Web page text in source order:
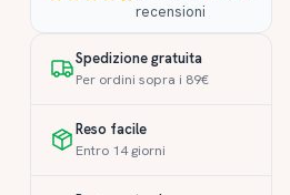
recensioni
Spedizione gratuita
Per ordini sopra i 89€
Reso facile
Entro 14 giorni